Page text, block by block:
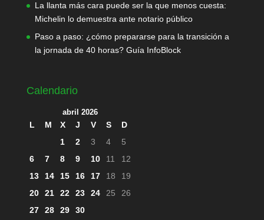
La llanta más cara puede ser la que menos cuesta:
Michelin lo demuestra ante notario público
Paso a paso: ¿cómo prepararse para la transición a
la jornada de 40 horas? Guía InfoBlock
Calendario
abril 2026
L M X J V S
D
1
2 3 4
5
6
7 8 9 10 11
12
13
14 15 16 17 18
19
20
21 22 23 24 25
26
27
28 29
30